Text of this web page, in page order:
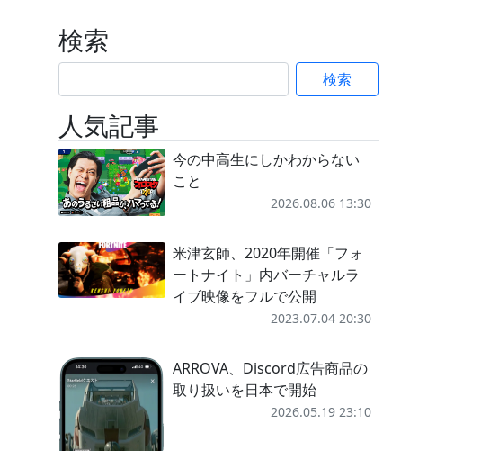
検索
検索
人気記事
今の中高生にしかわからない
こと
2026.08.06 13:30
米津玄師、2020年開催「フォ
ートナイト」内バーチャルラ
イブ映像をフルで公開
2023.07.04 20:30
ARROVA、Discord広告商品の
取り扱いを日本で開始
2026.05.19 23:10